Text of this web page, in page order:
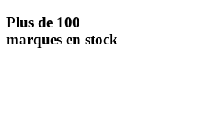
Plus de 100
marques en stock